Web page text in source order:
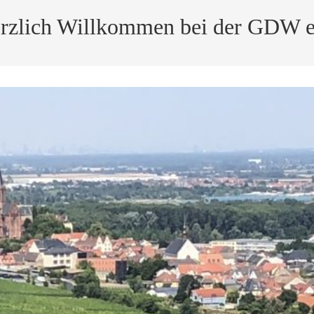
Willkommen bei der GDW